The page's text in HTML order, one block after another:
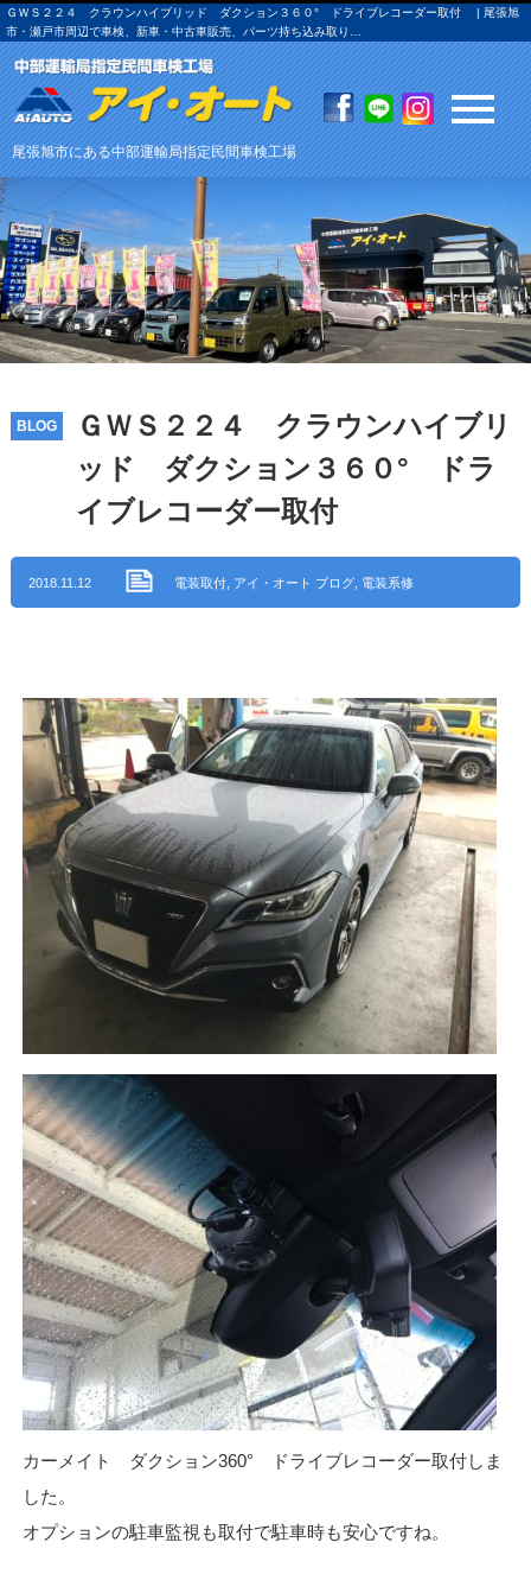
ＧＷＳ２２４ クラウンハイブリッド ダクション３６０° ドライブレコーダー取付 | 尾張旭
市・瀬戸市周辺で車検、新車・中古車販売、パーツ持ち込み取り…
尾張旭市にある中部運輸局指定民間車検工場
ＧＷＳ２２４ クラウンハイブリ
ッド ダクション３６０° ドラ
イブレコーダー取付
BLOG
2018.11.12 電装取付, アイ・オート ブログ, 電装系修
カーメイト ダクション360° ドライブレコーダー取付しま
した。
オプションの駐車監視も取付で駐車時も安心ですね。